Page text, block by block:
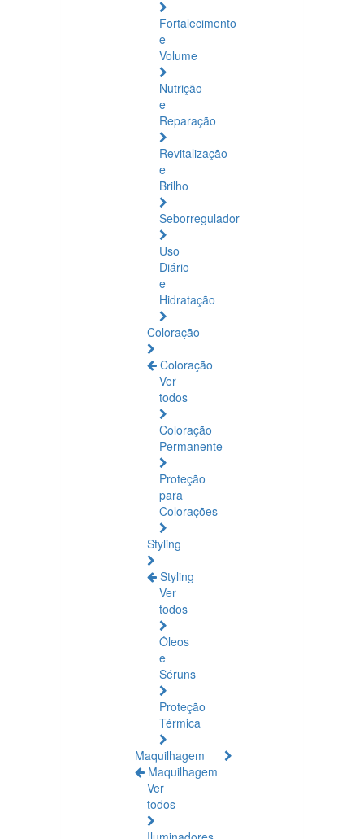
Fortalecimento
e
Volume
Nutrição
e
Reparação
Revitalização
e
Brilho
Seborregulador
Uso
Diário
e
Hidratação
Coloração
Coloração
Ver
todos
Coloração
Permanente
Proteção
para
Colorações
Styling
Styling
Ver
todos
Óleos
e
Séruns
Proteção
Térmica
Maquilhagem
Maquilhagem
Ver
todos